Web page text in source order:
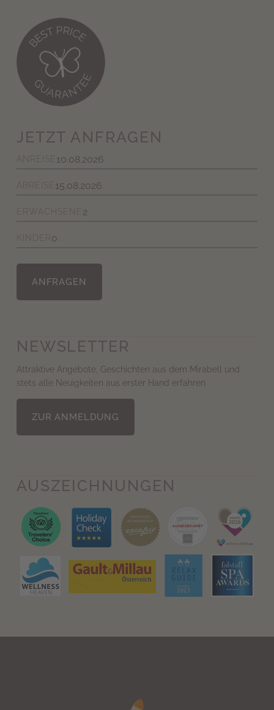
JETZT ANFRAGEN
ANREISE
ABREISE
ERWACHSENE
KINDER
ANFRAGEN
NEWSLETTER
Attraktive Angebote, Geschichten aus dem Mirabell und
stets alle Neuigkeiten aus erster Hand erfahren.
ZUR ANMELDUNG
AUS­ZEICHNUNGEN